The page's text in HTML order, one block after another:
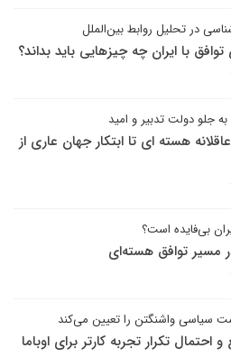
در تحلیل‌ روابط بین‌الملل
توافق با ایران چه چیزهایی باید بداند؟
جلو دولت تدبیر و امید
هسته ای تا ابتکار جهان عاری از
بی‌فایده است؟
مسیر توافق هسته‌ای
سیاسی واشنگتن را تعیین می‌کند
احتمال تکرار تجربه کارتر برای اوباما